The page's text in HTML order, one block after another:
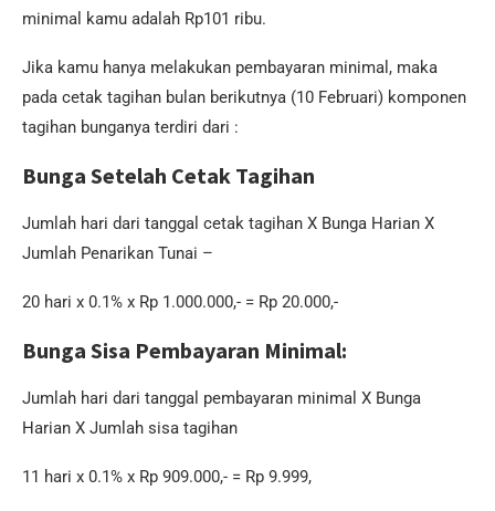
minimal kamu adalah Rp101 ribu.
Jika kamu hanya melakukan pembayaran minimal, maka
pada cetak tagihan bulan berikutnya (10 Februari) komponen
tagihan bunganya terdiri dari :
Bunga Setelah Cetak Tagihan
Jumlah hari dari tanggal cetak tagihan X Bunga Harian X
Jumlah Penarikan Tunai –
20 hari x 0.1% x Rp 1.000.000,- = Rp 20.000,-
Bunga Sisa Pembayaran Minimal:
Jumlah hari dari tanggal pembayaran minimal X Bunga
Harian X Jumlah sisa tagihan
11 hari x 0.1% x Rp 909.000,- = Rp 9.999,